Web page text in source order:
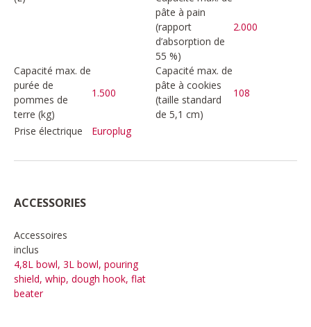
pâte à pain
(rapport
d’absorption de
55 %)
2.000
Capacité max. de
purée de
pommes de
terre (kg)
1.500
Capacité max. de
pâte à cookies
(taille standard
de 5,1 cm)
108
Prise électrique Europlug
ACCESSORIES
Accessoires
inclus
4,8L bowl, 3L bowl, pouring
shield, whip, dough hook, flat
beater